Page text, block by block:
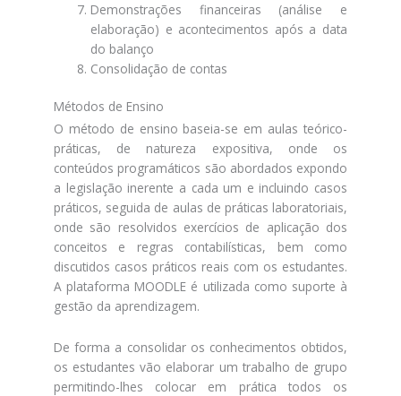
Demonstrações financeiras (análise e
elaboração) e acontecimentos após a data
do balanço
Consolidação de contas
Métodos de Ensino
O método de ensino baseia-se em aulas teórico-
práticas, de natureza expositiva, onde os
conteúdos programáticos são abordados expondo
a legislação inerente a cada um e incluindo casos
práticos, seguida de aulas de práticas laboratoriais,
onde são resolvidos exercícios de aplicação dos
conceitos e regras contabilísticas, bem como
discutidos casos práticos reais com os estudantes.
A plataforma MOODLE é utilizada como suporte à
gestão da aprendizagem.
De forma a consolidar os conhecimentos obtidos,
os estudantes vão elaborar um trabalho de grupo
permitindo-lhes colocar em prática todos os